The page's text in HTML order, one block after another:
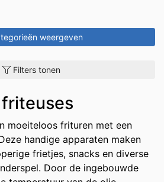
weergeven
Filters tonen
moeiteloos frituren met een
handige apparaten maken
frietjes, snacks en diverse
Door de ingebouwde